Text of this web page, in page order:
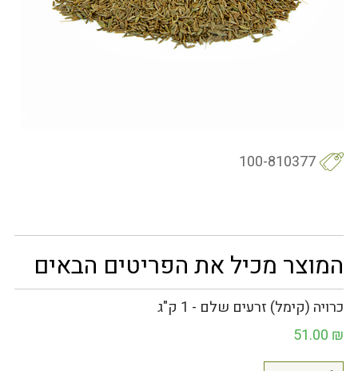
100-810377
המוצר מכיל את הפריטים הבאים
כרויה (קימל) זרעים שלם - 1 ק"ג
51.00 ₪